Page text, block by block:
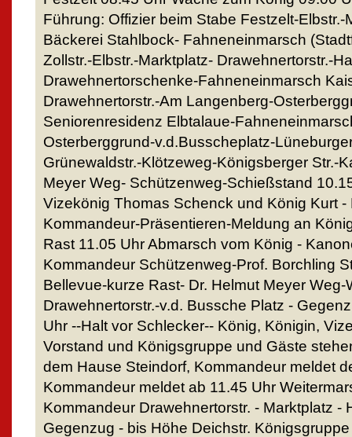
Führung: Offizier beim Stabe Festzelt-
Bäckerei Stahlbock- Fahneneinmarsch
Zollstr.-Elbstr.-Marktplatz- Drawehnertorstr.-
Drawehnertorschenke-Fahneneinmarsch
Drawehnertorstr.-Am Langenberg-
Seniorenresidenz Elbtalaue-
Osterberggrund-v.d.Busscheplatz-
Grünewaldstr.-Klötzeweg-Königsberger Str.-
Meyer Weg- Schützenweg-Schießstand
Vizekönig Thomas Schenck und König Kurt
Kommandeur-Präsentieren-Meldung an
Rast 11.05 Uhr Abmarsch vom König -
Kommandeur Schützenweg-Prof. Borchling
Bellevue-kurze Rast- Dr. Helmut Meyer
Drawehnertorstr.-v.d. Bussche Platz -
Uhr --Halt vor Schlecker-- König, Königin,
Vorstand und Königsgruppe und Gäste
dem Hause Steindorf, Kommandeur meldet
Kommandeur meldet ab 11.45 Uhr
Kommandeur Drawehnertorstr. - Marktplatz -
Gegenzug - bis Höhe Deichstr.